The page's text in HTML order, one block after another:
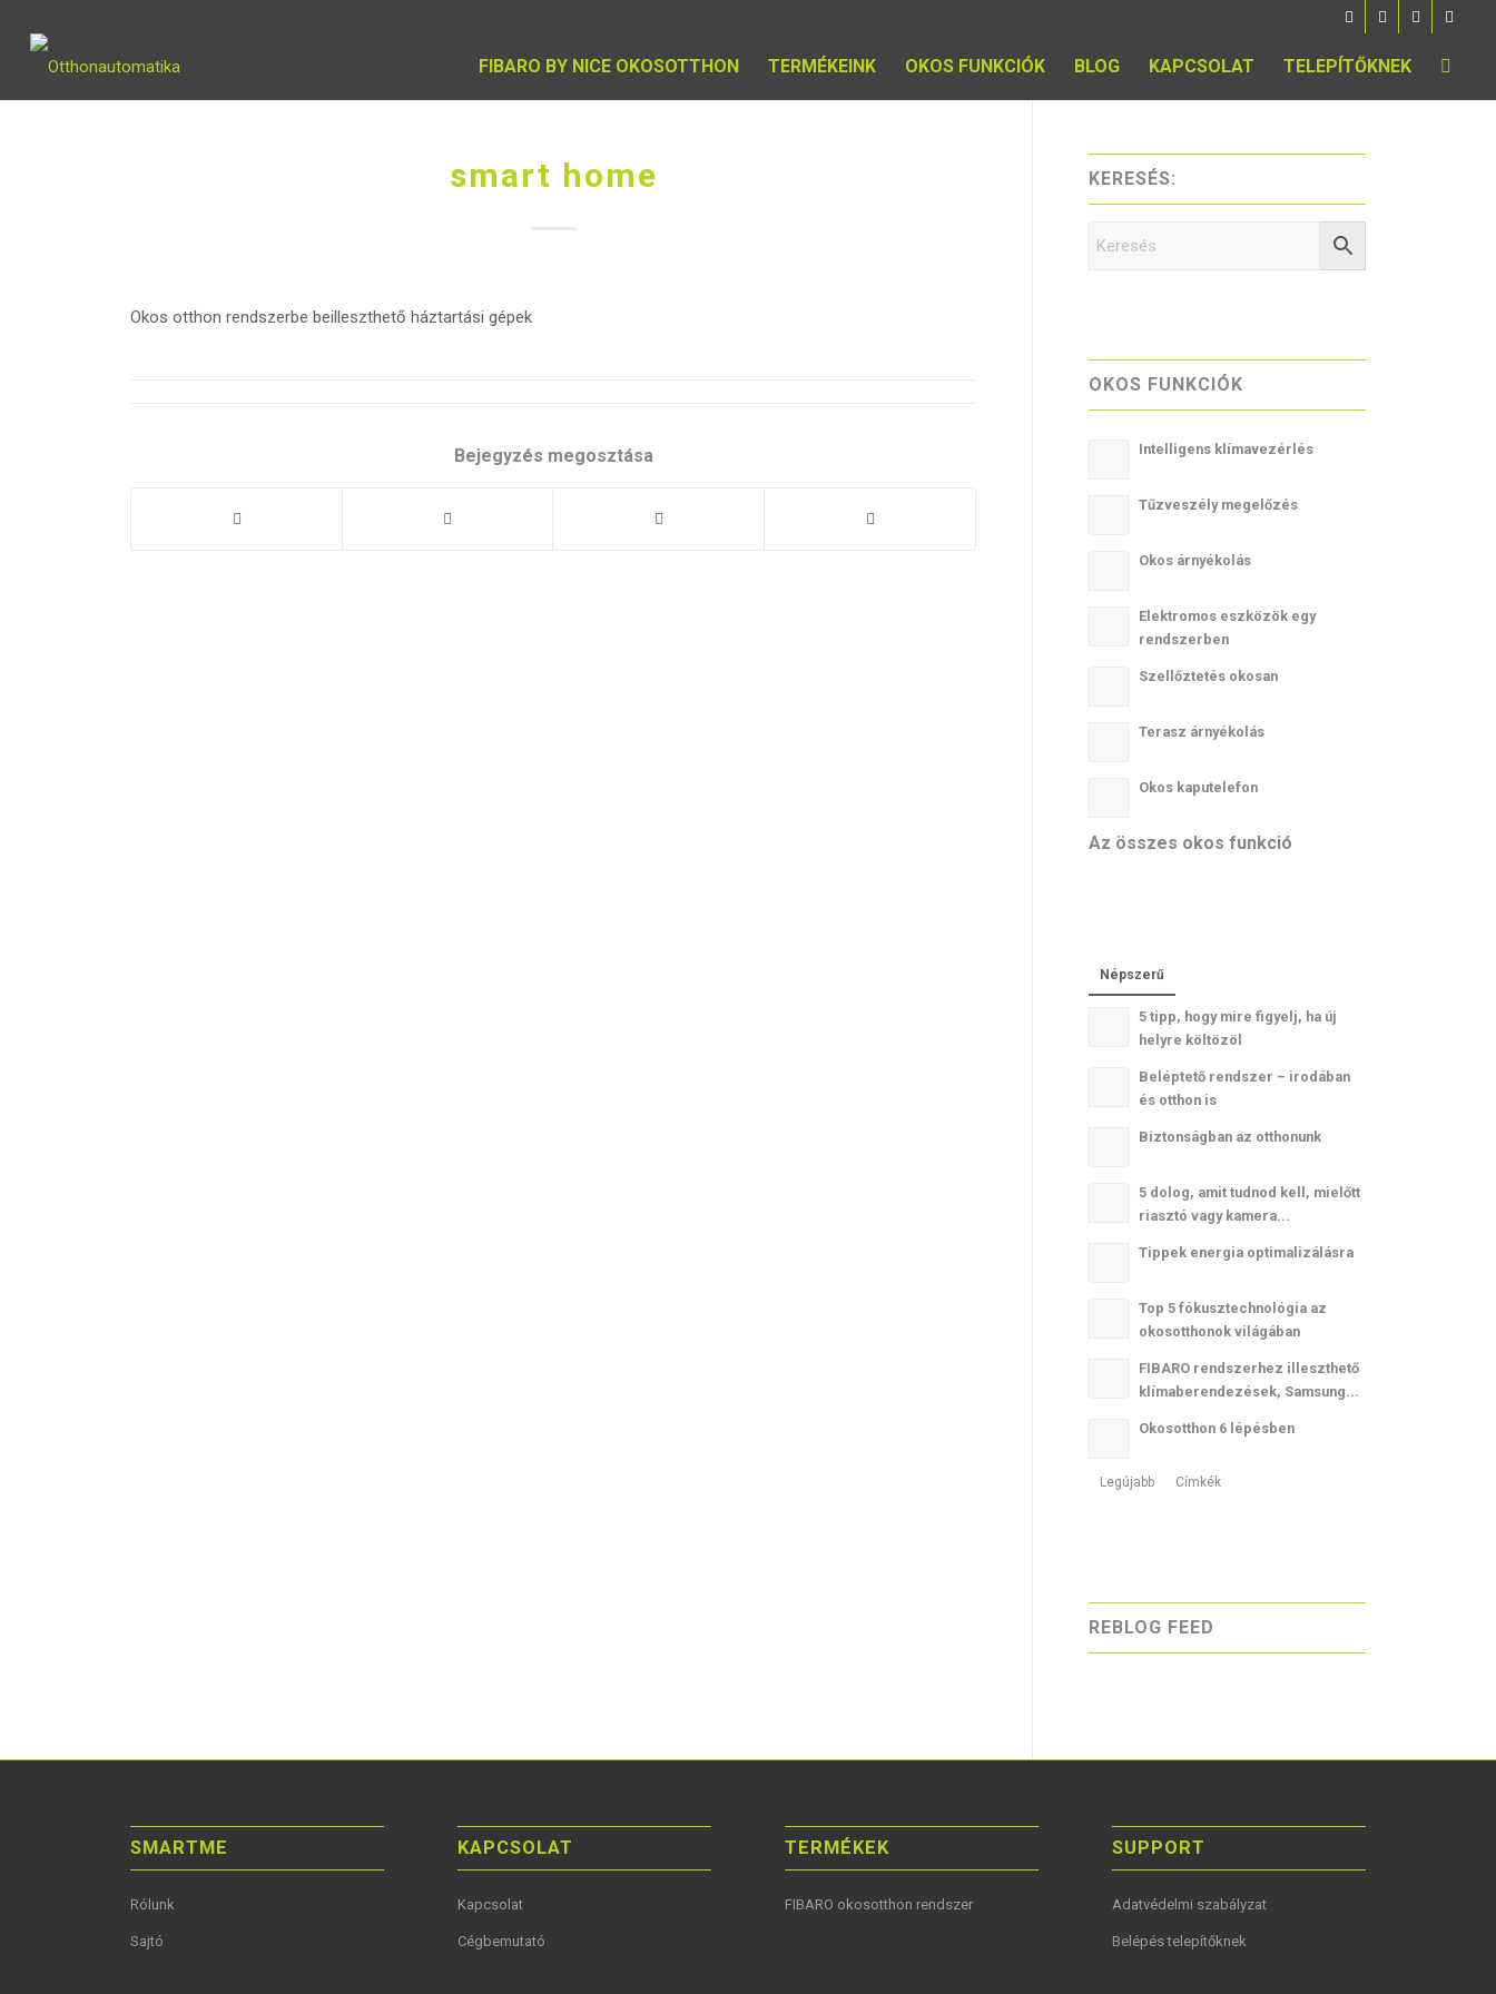
FIBARO BY NICE OKOSOTTHON TERMÉKEINK OKOS FUNKCIÓK BLOG KAPCSOLAT TELEPÍTŐKNEK
smart home
Okos otthon rendszerbe beilleszthető háztartási gépek
Bejegyzés megosztása
KERESÉS:
OKOS FUNKCIÓK
Intelligens klímavezérlés
Tűzveszély megelőzés
Okos árnyékolás
Elektromos eszközök egy
rendszerben
Szellőztetés okosan
Terasz árnyékolás
Okos kaputelefon
Az összes okos funkció
Népszerű
5 tipp, hogy mire figyelj, ha új
helyre költözöl
Beléptető rendszer – irodában
és otthon is
Biztonságban az otthonunk
5 dolog, amit tudnod kell, mielőtt
riasztó vagy kamera...
Tippek energia optimalizálásra
Top 5 fókusztechnológia az
okosotthonok világában
FIBARO rendszerhez illeszthető
klímaberendezések, Samsung...
Okosotthon 6 lépésben
Legújabb Címkék
REBLOG FEED
SMARTME
Rólunk
Sajtó
KAPCSOLAT
Kapcsolat
Cégbemutató
TERMÉKEK
FIBARO okosotthon rendszer
SUPPORT
Adatvédelmi szabályzat
Belépés telepítőknek